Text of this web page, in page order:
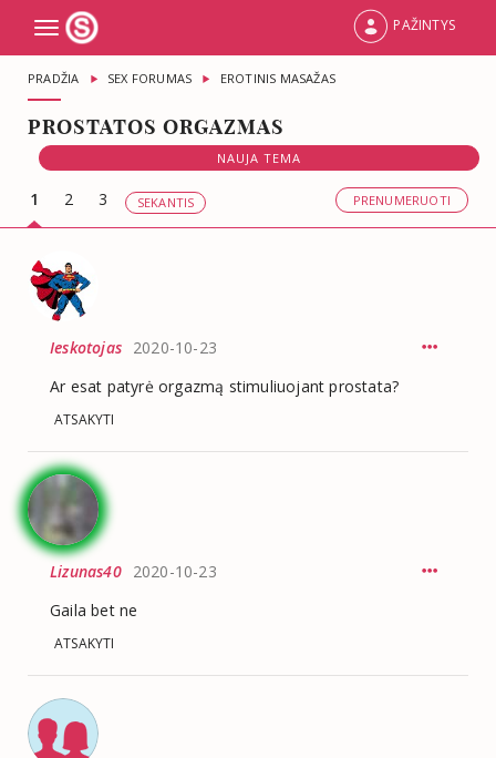
Toggle
navigation
PAŽINTYS
PRADŽIA SEX FORUMAS EROTINIS MASAŽAS
PROSTATOS ORGAZMAS
NAUJA TEMA
1 2 3 SEKANTIS PRENUMERUOTI
Ieskotojas 2020-10-23
Ar esat patyrė orgazmą stimuliuojant prostata?
ATSAKYTI
Lizunas40 2020-10-23
Gaila bet ne
ATSAKYTI